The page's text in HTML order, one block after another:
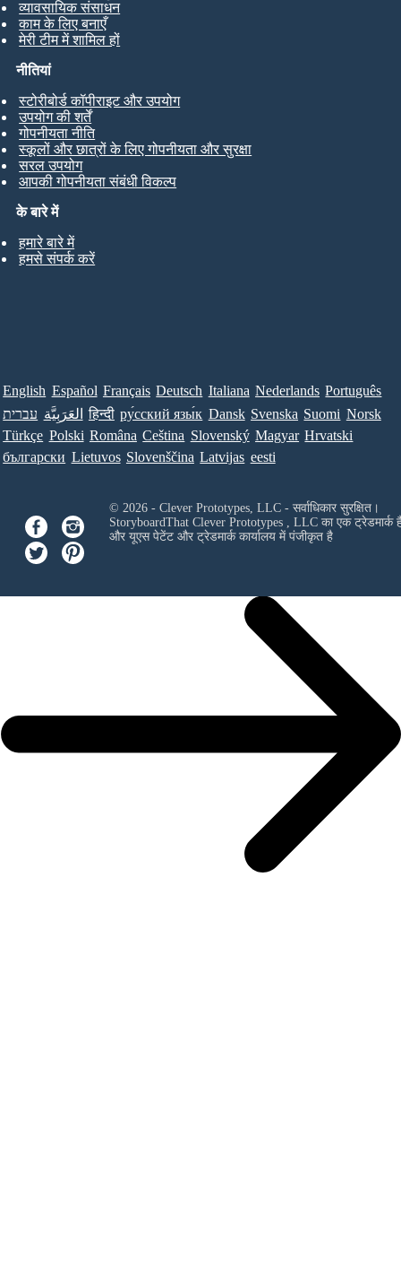
व्यावसायिक संसाधन
काम के लिए बनाएँ
मेरी टीम में शामिल हों
के बारे में
हमारे बारे में
हमसे संपर्क करें
नीतियां
स्टोरीबोर्ड कॉपीराइट और उपयोग
उपयोग की शर्तें
गोपनीयता नीति
स्कूलों और छात्रों के लिए गोपनीयता और सुरक्षा
सरल उपयोग
आपकी गोपनीयता संबंधी विकल्प
English Español Français Deutsch Italiana Nederlands Português
עברית العَرَبِيَّة हिन्दी ру́сский язы́к Dansk Svenska Suomi Norsk
Türkçe Polski Româna Ceština Slovenský Magyar Hrvatski
български Lietuvos Slovenščina Latvijas eesti
© 2026 - Clever Prototypes, LLC - सर्वाधिकार सुरक्षित।
StoryboardThat Clever Prototypes , LLCका एक ट्रेडमार्क
और यूएस पेटेंट और ट्रेडमार्क कार्यालय में पंजीकृत है